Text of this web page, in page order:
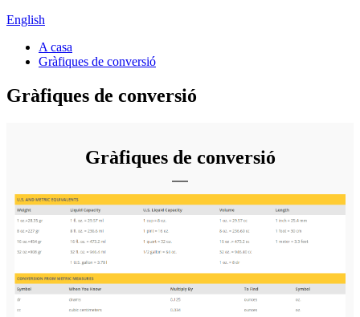
English
A casa
Gràfiques de conversió
Gràfiques de conversió
Gràfiques de conversió